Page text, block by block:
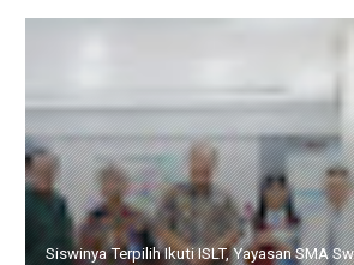
Siswinya Terpilih Ikuti ISLT, Yayasan SMA